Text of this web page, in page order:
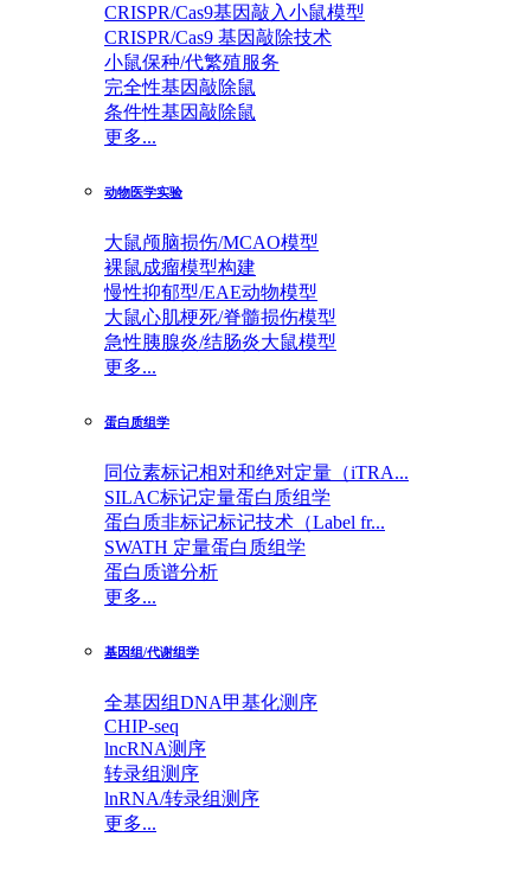
CRISPR/Cas9基因敲入小鼠模型
CRISPR/Cas9 基因敲除技术
小鼠保种/代繁殖服务
完全性基因敲除鼠
条件性基因敲除鼠
更多...
动物医学实验
大鼠颅脑损伤/MCAO模型
裸鼠成瘤模型构建
慢性抑郁型/EAE动物模型
大鼠心肌梗死/脊髓损伤模型
急性胰腺炎/结肠炎大鼠模型
更多...
蛋白质组学
同位素标记相对和绝对定量（iTRA...
SILAC标记定量蛋白质组学
蛋白质非标记标记技术（Label fr...
SWATH 定量蛋白质组学
蛋白质谱分析
更多...
基因组/代谢组学
全基因组DNA甲基化测序
CHIP-seq
lncRNA测序
转录组测序
lnRNA/转录组测序
更多...